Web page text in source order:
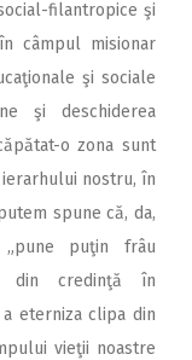
filantropice şi
câmpul misionar
şi sociale
şi deschiderea
o zona sunt
nostru, în
spune că, da,
puţin frâu
din credinţă în
eterniza clipa din
vieţii noastre